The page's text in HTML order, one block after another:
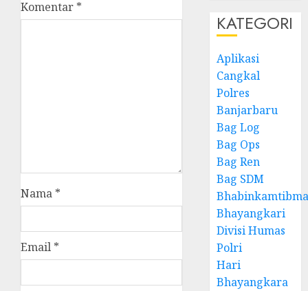
Komentar *
Nama *
Email *
KATEGORI
Aplikasi
Cangkal
Polres
Banjarbaru
Bag Log
Bag Ops
Bag Ren
Bag SDM
Bhayangkari
Divisi Humas
Polri
Hari
Bhayangkara